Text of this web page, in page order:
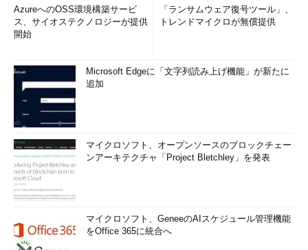
AzureへのOSS環境構築サービ
ス、サイオステクノロジーが提供
開始
「ランサムウェア復号ツール」、
トレンドマイクロが無償提供
Microsoft Edgeに「文字列読み上げ機能」が新たに
追加
マイクロソフト、オープンソースのブロックチェー
ンアーキテクチャ「Project Bletchley」を発表
マイクロソフト、GeneeのAIスケジュール管理機能
をOffice 365に統合へ